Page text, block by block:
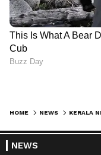
HOME NEWS KERALA
NEWS